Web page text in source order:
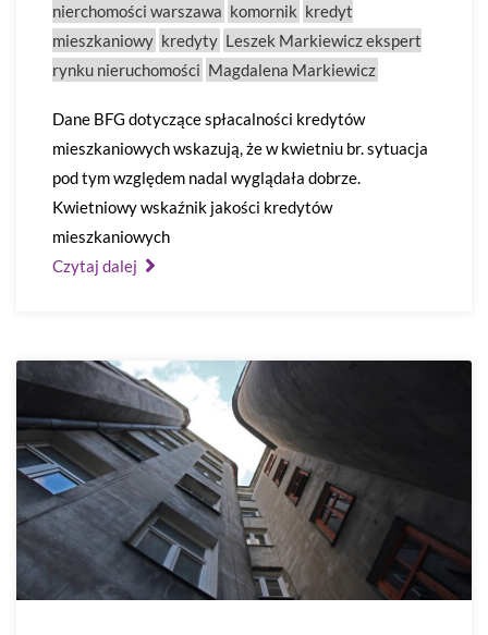
nierchomości warszawa komornik kredyt
mieszkaniowy kredyty Leszek Markiewicz ekspert
rynku nieruchomości Magdalena Markiewicz
Dane BFG dotyczące spłacalności kredytów
mieszkaniowych wskazują, że w kwietniu br. sytuacja
pod tym względem nadal wyglądała dobrze.
Kwietniowy wskaźnik jakości kredytów
mieszkaniowych
Czytaj dalej